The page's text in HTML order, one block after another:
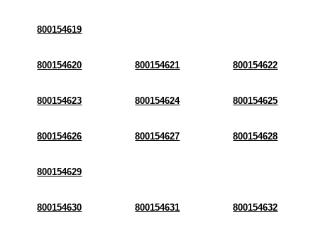
800154619
800154620 800154621 800154622
800154623 800154624 800154625
800154626 800154627 800154628
800154629
800154630 800154631 800154632